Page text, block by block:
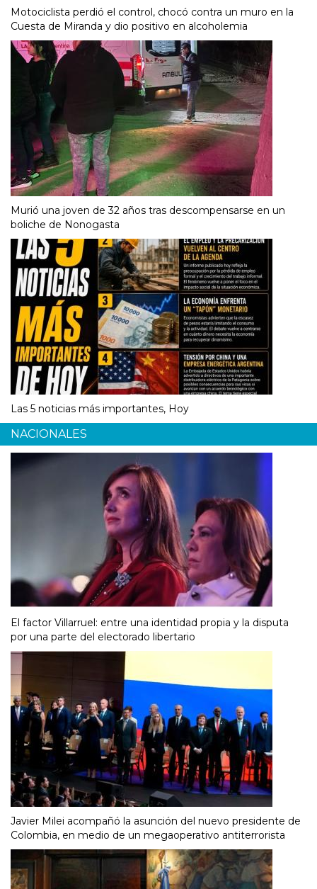
Motociclista perdió el control, chocó contra un muro en la
Cuesta de Miranda y dio positivo en alcoholemia
Murió una joven de 32 años tras descompensarse en un
boliche de Nonogasta
Las 5 noticias más importantes, Hoy
NACIONALES
El factor Villarruel: entre una identidad propia y la disputa
por una parte del electorado libertario
Javier Milei acompañó la asunción del nuevo presidente de
Colombia, en medio de un megaoperativo antiterrorista